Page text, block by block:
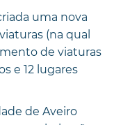
uma nova
(na qual
de viaturas
e 12 lugares
de Aveiro